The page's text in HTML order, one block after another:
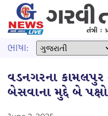
ભાષા:
વડનગરના કામલપુર
બેસવાના મુદ્દે બે